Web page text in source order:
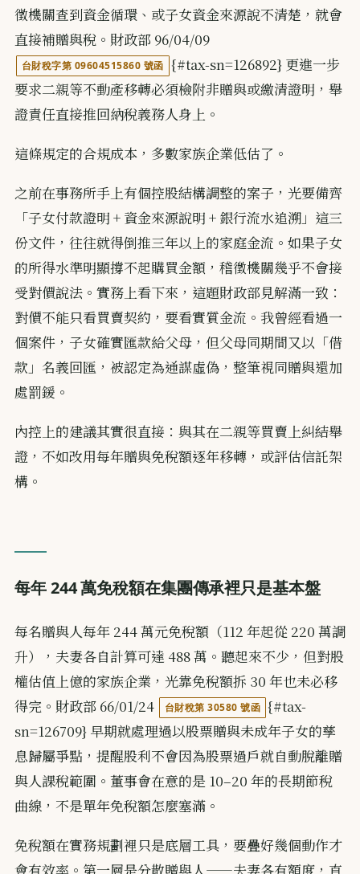
徵機關查到資金循環、或子女資金來源說不清楚，就會
直接補贈與稅。財政部 96/04/09
台財稅字第 09604515860 號函 {#tax-sn=126892} 更進一步
要求二親等不動產移轉必須檢附非贈與或繳清證明，舉
證責任直接推回納稅義務人身上。
這條規定的合規成本，多數家族企業低估了。
之前在事務所手上有個控股結構調整的案子，光要備齊
「子女付款證明 + 資金來源說明 + 銀行流水追溯」這三
份文件，往往就得倒推三年以上的家庭金流。如果子女
的所得水準明顯撐不起購買金額，稽徵機關幾乎不會接
受對價說法。實務上看下來，這題財政部見解滿一致：
對價不能只看買賣契約，要看實質金流。我曾經看過一
個案件，子女確實匯款給父母，但父母同期間又以「借
款」名義回匯，被認定為通謀虛偽，整筆視同贈與還加
處罰鍰。
內控上的建議其實很直接：與其在二親等買賣上糾結舉
證，不如改用每年贈與免稅額逐年移轉，或評估信託架
構。
每年 244 萬免稅額在集團傳承裡只是基本盤
每名贈與人每年 244 萬元免稅額（112 年起從 220 萬調
升），夫妻各自計算可達 488 萬。聽起來不少，但對股
權估值上億的家族企業，光靠免稅額拆 30 年也未必移
得完。財政部 66/01/24
台財稅第 30580 號函 {#tax-
sn=126709} 早期就處理過以股票贈與未成年子女的孳
息歸屬爭點，提醒股利不會因為股票過戶就自動脫離贈
與人課稅範圍。董事會在意的是 10–20 年的長期節稅
曲線，不是單年免稅額怎麼塞滿。
免稅額在實務規劃裡只是底層工具，要疊好幾個動作才
會有效率。第一層是分散贈與人——夫妻各有額度，直